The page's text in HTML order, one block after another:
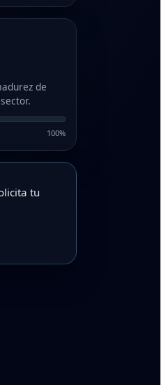
de
100%
tu